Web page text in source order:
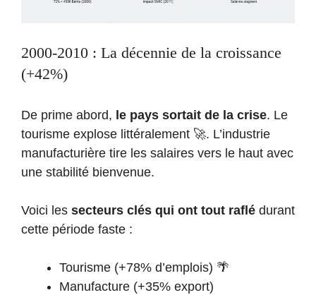
2000-2010 : La décennie de la croissance
(+42%)
De prime abord, le pays sortait de la crise. Le
tourisme explose littéralement 🚀. L’industrie
manufacturière tire les salaires vers le haut avec
une stabilité bienvenue.
Voici les secteurs clés qui ont tout raflé durant
cette période faste :
Tourisme (+78% d’emplois) 🌴
Manufacture (+35% export)